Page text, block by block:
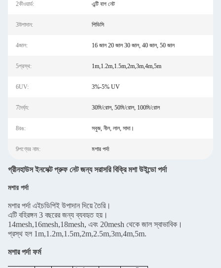
2কীওয়ার্ড: এন্টি বাগ নেট
3উপাদান: পিভিসি
4জাল: 16 জাল 20 জাল 30 জাল, 40 জাল, 50 জাল
5প্রস্থ: 1m,1.2m,1.5m,2m,3m,4m,5m
6UV: 3%-5% UV
7দৈর্ঘ্য: 30মি/রোল, 50মি/রোল, 100মি/রোল
8রঙ: সবুজ, নীল, লাল, সাদা।
9পণ্যের নাম: মশার পর্দা
গ্রীনহাউস ইনসেক্ট প্রুফ নেট জন্য সরাসরি বিক্রি মশা উইন্ডো পর্দা
মশার পর্দা
মশার পর্দা এইচডিপিই উপাদান দিয়ে তৈরি।
এটি বহিরঙ্গন 3 বছরের জন্য ব্যবহৃত হয়।
14mesh,16mesh,18mesh, এবং 20mesh থেকে জাল স্বাভাবিক।
প্রস্থ হল 1m,1.2m,1.5m,2m,2.5m,3m,4m,5m.
মশার পর্দা ফর্ম